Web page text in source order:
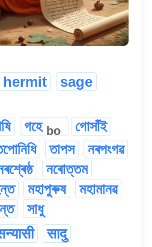
hermit
sage
গহে bo
গোসাঁই
তাপস
নৰপংগৱ
নৰোত্তম
মহাপুৰুষ
মহামানৱ
সাধু
सादु